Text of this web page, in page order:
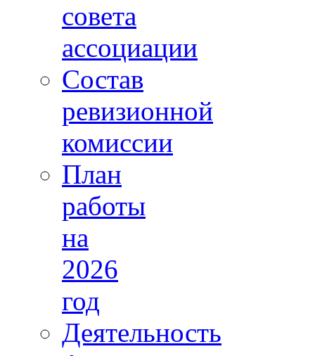
совета
ассоциации
Состав
ревизионной
комиссии
План
работы
на
2026
год
Деятельность